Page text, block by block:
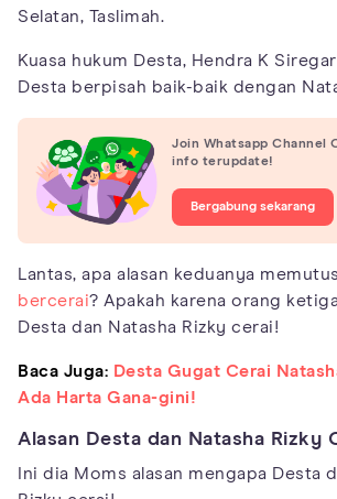
Selatan, Taslimah.
Kuasa hukum Desta, Hendra K
Desta berpisah baik-baik dengan
Join Whatsapp Channel
info terupdate!
Bergabung sekarang
Lantas, apa alasan keduanya
bercerai? Apakah karena orang
Desta dan Natasha Rizky cerai!
Baca Juga: Desta Gugat Cerai
Ada Harta Gana-gini!
Alasan Desta dan Natasha Rizky
Ini dia Moms alasan mengapa Desta